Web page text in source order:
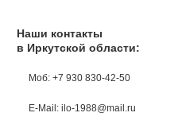
Наши контакты
в Иркутской области:
Моб: +7 930 830-42-50
E-Mail: ilo-1988@mail.ru